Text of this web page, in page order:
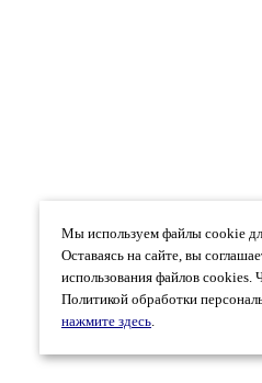
Мы используем файлы cookie
Оставаясь на сайте, вы
использования файлов cookies.
Политикой обработки
нажмите здесь.